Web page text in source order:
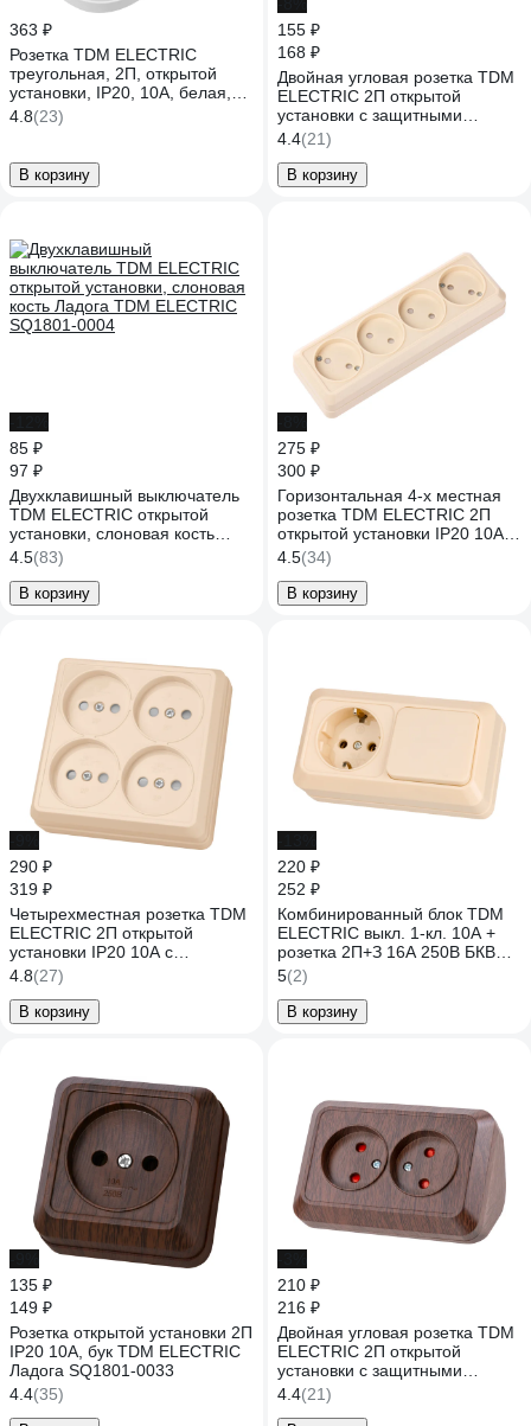
363 ₽
Розетка TDM ELECTRIC
треугольная, 2П, открытой
установки, IP20, 10A, белая,
Ладога SQ1801-0136
4.8(23)
В корзину
155 ₽
168 ₽
Двойная угловая розетка TDM
ELECTRIC 2П открытой
установки с защитными
шторками IP20 250В 10А
слолоная кость "Ладога"
SQ1801-0242
4.4(21)
В корзину
85 ₽
97 ₽
Двухклавишный выключатель
TDM ELECTRIC открытой
установки, слоновая кость
Ладога TDM ELECTRIC
SQ1801-0004
4.5(83)
В корзину
275 ₽
300 ₽
Горизонтальная 4-х местная
розетка TDM ELECTRIC 2П
открытой установки IP20 10A с
з/ш слоновая кость Ладога
SQ1801-0229
4.5(34)
В корзину
290 ₽
319 ₽
Четырехместная розетка TDM
ELECTRIC 2П открытой
установки IP20 10А с
защитными шторками
слоновая кость Ладога
SQ1801-0221
4.8(27)
В корзину
220 ₽
252 ₽
Комбинированный блок TDM
ELECTRIC выкл. 1-кл. 10А +
розетка 2П+З 16А 250В БКВР
IP20 слоновая кость "Ладога"
SQ1801-0201
5(2)
В корзину
135 ₽
149 ₽
Розетка открытой установки 2П
IP20 10А, бук TDM ELECTRIC
Ладога SQ1801-0033
4.4(35)
210 ₽
216 ₽
Двойная угловая розетка TDM
ELECTRIC 2П открытой
установки с защитными
шторками IP20 250В 10А бук
"Ладога" SQ1801-0342
4.4(21)